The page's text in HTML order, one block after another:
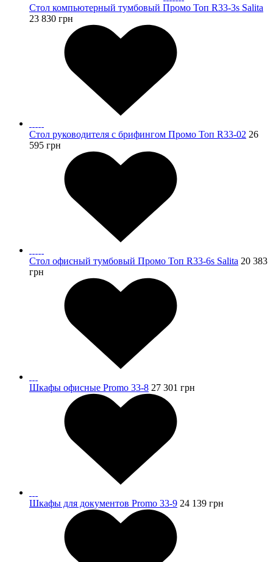
Стол компьютерный тумбовый Промо Топ R33-3s Salita
23 830 грн
Стол руководителя с брифингом Промо Топ R33-02 26
595 грн
Стол офисный тумбовый Промо Топ R33-6s Salita 20 383
грн
Шкафы офисные Promo 33-8 27 301 грн
Шкафы для документов Promo 33-9 24 139 грн